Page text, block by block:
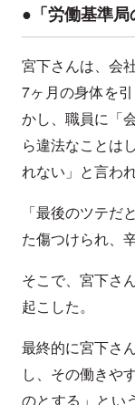
●「労働基準局
宮下さんは、会
7ヶ月の身体を
かし、職員に「
ら違法なことは
れない」と言わ
「最後のツテだ
た傷つけられ、
そこで、宮下さ
起こした。
最終的に宮下さ
し、その働きや
のとする」とい